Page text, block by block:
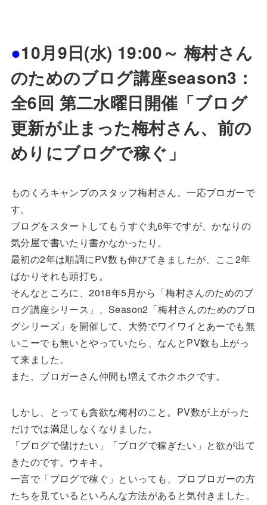
●10月9日(水) 19:00～ 梅村さん
のためのブログ講座season3：
全6回 第二水曜日開催「ブログ
更新が止まった梅村さん、前の
めりにブログで稼ぐ」
ものくろキャンプのスタッフ梅村さん。一応ブロガーで
す。
ブログをスタートしてもうすぐ丸6年ですが、かなりの
気分屋で書いたり書かなかったり。
最初の2年は順調にPV数も伸びてきましたが、ここ2年
ばかりそれも頭打ち。
そんなところに、2018年5月から「梅村さんのためのブ
ログ講座シリース」、Season2「梅村さんのためのブロ
グシリーズ」を開催して、大勢でワイワイとあーでも無
いこーでも無いとやっていたら、なんとPV数も上がっ
て来ました。
また、ブロガーさん仲間も増えてホクホクです。
しかし、とっても貪欲な梅村のこと。PV数が上がった
だけでは満足しなくなりました。
「ブログで儲けたい」「ブログで稼ぎたい」と欲が出て
きたのです。ウキキ。
一言で「ブログで稼ぐ」といっても、プロブロガーの方
たちを見ているといろんな方法があると気付きました。